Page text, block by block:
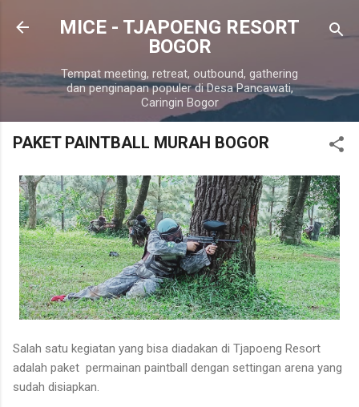
Langsung ke konten utama
MICE - TJAPOENG RESORT
BOGOR
Tempat meeting, retreat, outbound, gathering
dan penginapan populer di Desa Pancawati,
Caringin Bogor
PAKET PAINTBALL MURAH BOGOR
Salah satu kegiatan yang bisa diadakan di Tjapoeng Resort
adalah paket permainan paintball dengan settingan arena yang
sudah disiapkan.